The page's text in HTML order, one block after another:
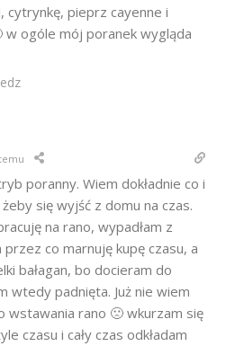
cytrynkę, pieprz cayenne i
w ogóle mój poranek wygląda
poranny. Wiem dokładnie co i
się wyjść z domu na czas.
na rano, wypadłam z
co marnuję kupę czasu, a
bałagan, bo docieram do
wtedy padnięta. Już nie wiem
wstawania rano 🙁 wkurzam się
czasu i cały czas odkładam